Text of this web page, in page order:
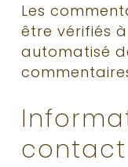
Les
être vérifiés à
automatisé
contact